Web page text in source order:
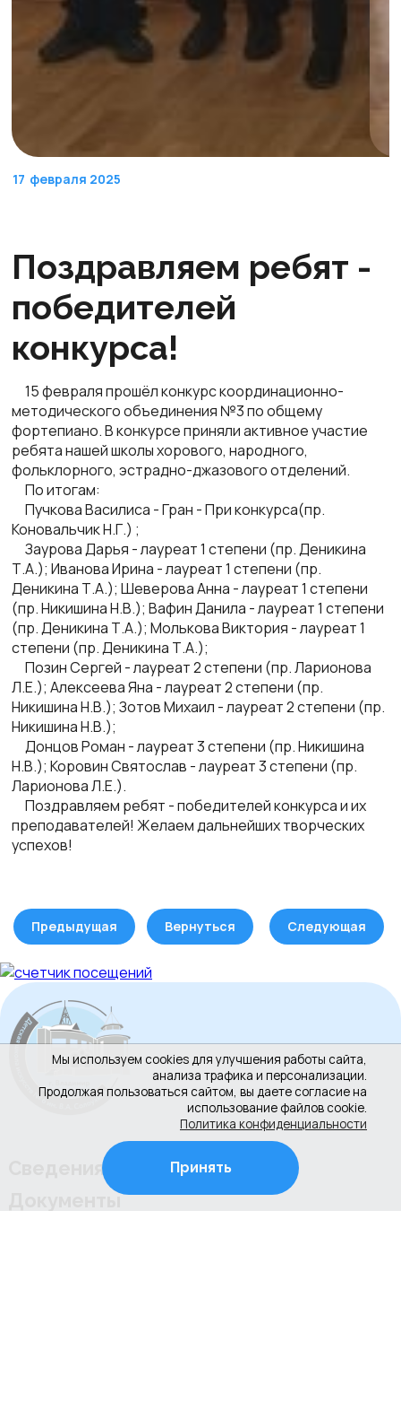
Мы используем cookies для улучшения работы сайта,
анализа трафика и персонализации.
Продолжая пользоваться сайтом, вы даете согласие на
использование файлов cookie.
Политика конфиденциальности
Принять
17 февраля 2025
Поздравляем ребят -
победителей
конкурса!
15 февраля прошёл конкурс координационно-
методического объединения №3 по общему
фортепиано. В конкурсе приняли активное участие
ребята нашей школы хорового, народного,
фольклорного, эстрадно-джазового отделений.
По итогам:
Пучкова Василиса - Гран - При конкурса(пр.
Коновальчик Н.Г.) ;
Заурова Дарья - лауреат 1 степени (пр. Деникина
Т.А.); Иванова Ирина - лауреат 1 степени (пр.
Деникина Т.А.); Шеверова Анна - лауреат 1 степени
(пр. Никишина Н.В.); Вафин Данила - лауреат 1 степени
(пр. Деникина Т.А.); Молькова Виктория - лауреат 1
степени (пр. Деникина Т.А.);
Позин Сергей - лауреат 2 степени (пр. Ларионова
Л.Е.); Алексеева Яна - лауреат 2 степени (пр.
Никишина Н.В.); Зотов Михаил - лауреат 2 степени (пр.
Никишина Н.В.);
Донцов Роман - лауреат 3 степени (пр. Никишина
Н.В.); Коровин Святослав - лауреат 3 степени (пр.
Ларионова Л.Е.).
Поздравляем ребят - победителей конкурса и их
преподавателей! Желаем дальнейших творческих
успехов!
Предыдущая Вернуться Следующая
Сведения об организации
Документы